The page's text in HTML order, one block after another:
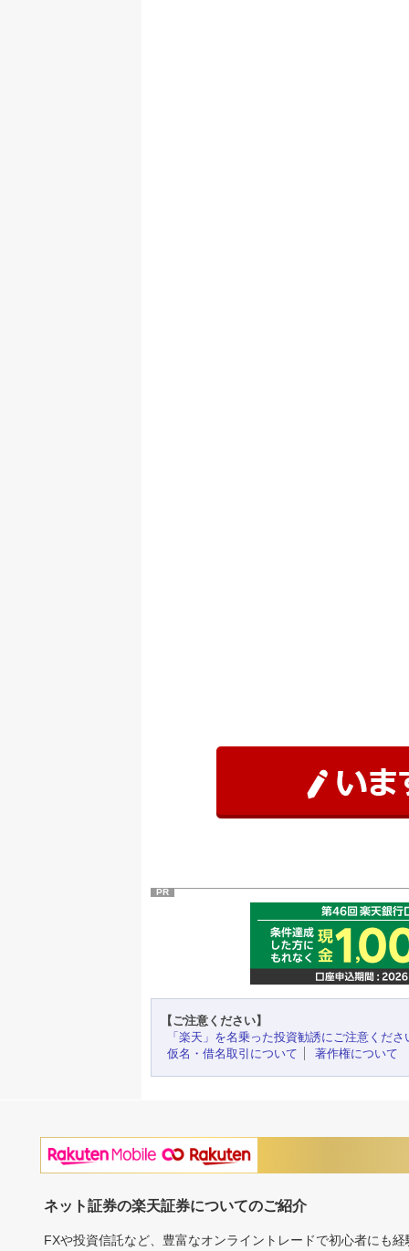
PR
【ご注意ください】
「楽天」を名乗った投資勧誘にご注意くださ
仮名・借名取引について
著作権について
ネット証券の楽天証券についてのご紹介
FXや投資信託など、豊富なオンライントレードで初心者にも